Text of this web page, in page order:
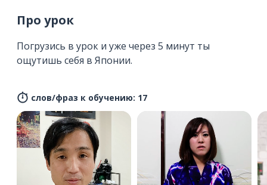
Про урок
Погрузись в урок и уже через 5 минут ты
ощутишь себя в Японии.
слов/фраз к обучению: 17